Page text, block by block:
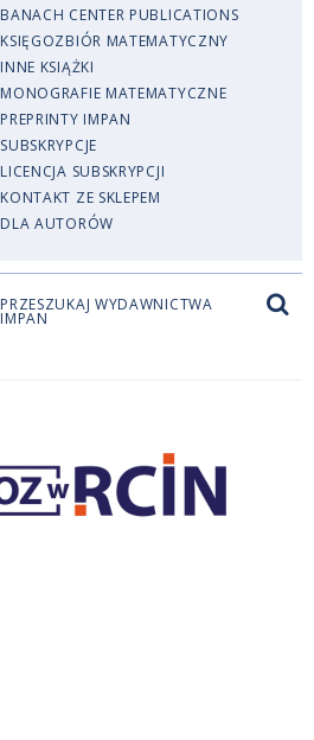
BANACH CENTER PUBLICATIONS
KSIĘGOZBIÓR MATEMATYCZNY
INNE KSIĄŻKI
MONOGRAFIE MATEMATYCZNE
PREPRINTY IMPAN
SUBSKRYPCJE
LICENCJA SUBSKRYPCJI
KONTAKT ZE SKLEPEM
DLA AUTORÓW
PRZESZUKAJ WYDAWNICTWA
IMPAN